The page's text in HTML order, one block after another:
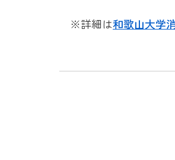
※詳細は和歌山大学